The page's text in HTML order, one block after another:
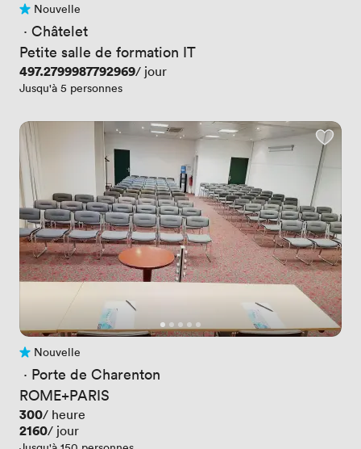
Pas encore d'avis
Nouvelle
· Châtelet
Petite salle de formation IT
Prix
497.2799987792969/ jour
Jusqu'à 5 personnes
Pas encore d'avis
Nouvelle
· Porte de Charenton
ROME+PARIS
Prix
300/ heure
Prix
2160/ jour